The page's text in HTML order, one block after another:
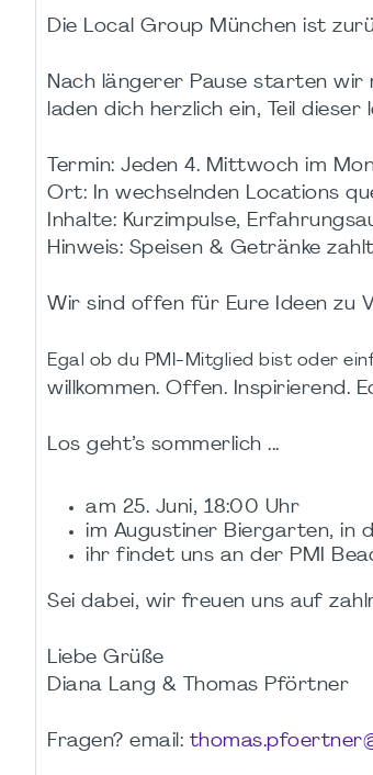
Die Local Group München ist
Nach längerer Pause starten wir
laden dich herzlich ein, Teil
Termin: Jeden 4. Mittwoch im
Ort: In wechselnden Locations
Inhalte: Kurzimpulse,
Hinweis: Speisen & Getränke
Wir sind offen für Eure Ideen zu
Egal ob du PMI-Mitglied bist oder
willkommen. Offen. Inspirierend.
Los geht’s sommerlich ...
am 25. Juni, 18:00 Uhr
im Augustiner Biergarten, in
ihr findet uns an der PMI
Sei dabei, wir freuen uns auf
Liebe Grüße
Diana Lang & Thomas Pförtner
Fragen? email: